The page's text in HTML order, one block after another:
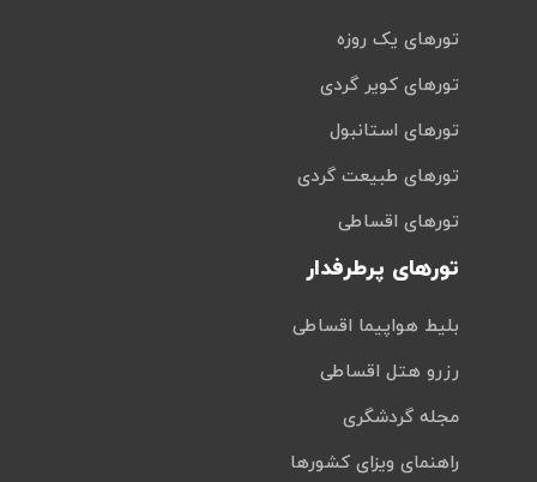
تورهای یک روزه
تورهای کویر گردی
تورهای استانبول
تورهای طبیعت گردی
تورهای اقساطی
تورهای پرطرفدار
بلیط هواپیما اقساطی
رزرو هتل اقساطی
مجله گردشگری
راهنمای ویزای کشورها